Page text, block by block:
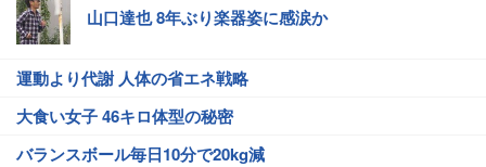
山口達也 8年ぶり楽器姿に感涙か
運動より代謝 人体の省エネ戦略
大食い女子 46キロ体型の秘密
バランスボール毎日10分で20kg減